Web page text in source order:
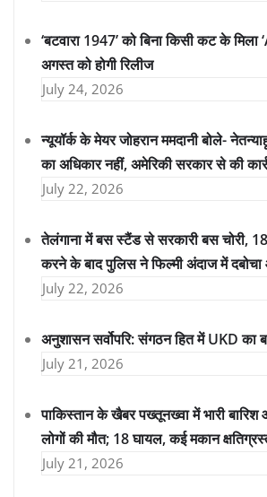
‘बटवारा 1947’ को बिना किसी कट के मिला
अगस्त को होगी रिलीज
July 24, 2026
न्यूयॉर्क के मेयर जोहरान ममदानी बोले-
का अधिकार नहीं, अमेरिकी सरकार से की
July 22, 2026
तेलंगाना में बस स्टैंड से सरकारी बस चोरी, 18
करने के बाद पुलिस ने फिल्मी अंदाज में दबोचा
July 22, 2026
अनुशासन सर्वोपरि: संगठन हित में UKD का
July 21, 2026
पाकिस्तान के खैबर पख्तूनख्वा में भारी
लोगों की मौत; 18 घायल, कई मकान
July 21, 2026